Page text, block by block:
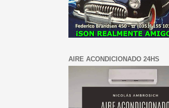
AIRE ACONDICIONADO 24HS